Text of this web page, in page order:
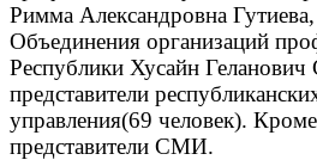
Римма Александровна
Объединения организаций
Республики Хусайн Геланович
представители
управления(69 человек).
представители СМИ.